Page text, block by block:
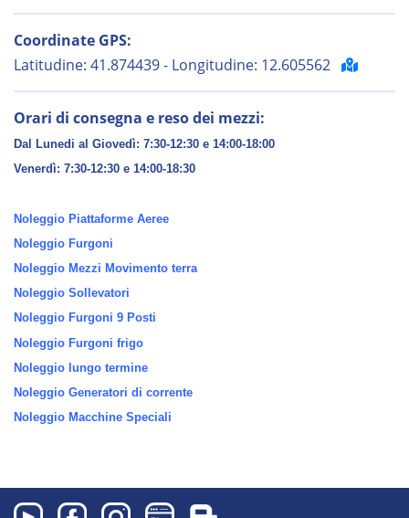
Coordinate GPS:
Latitudine: 41.874439 - Longitudine: 12.605562
Orari di consegna e reso dei mezzi:
Dal Lunedi al Giovedì: 7:30-12:30 e 14:00-18:00
Venerdì: 7:30-12:30 e 14:00-18:30
Noleggio Piattaforme Aeree
Noleggio Furgoni
Noleggio Mezzi Movimento terra
Noleggio Sollevatori
Noleggio Furgoni 9 Posti
Noleggio Furgoni frigo
Noleggio lungo termine
Noleggio Generatori di corrente
Noleggio Macchine Speciali